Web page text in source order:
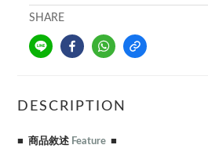
SHARE
DESCRIPTION
■ 商品敘述 Feature ■